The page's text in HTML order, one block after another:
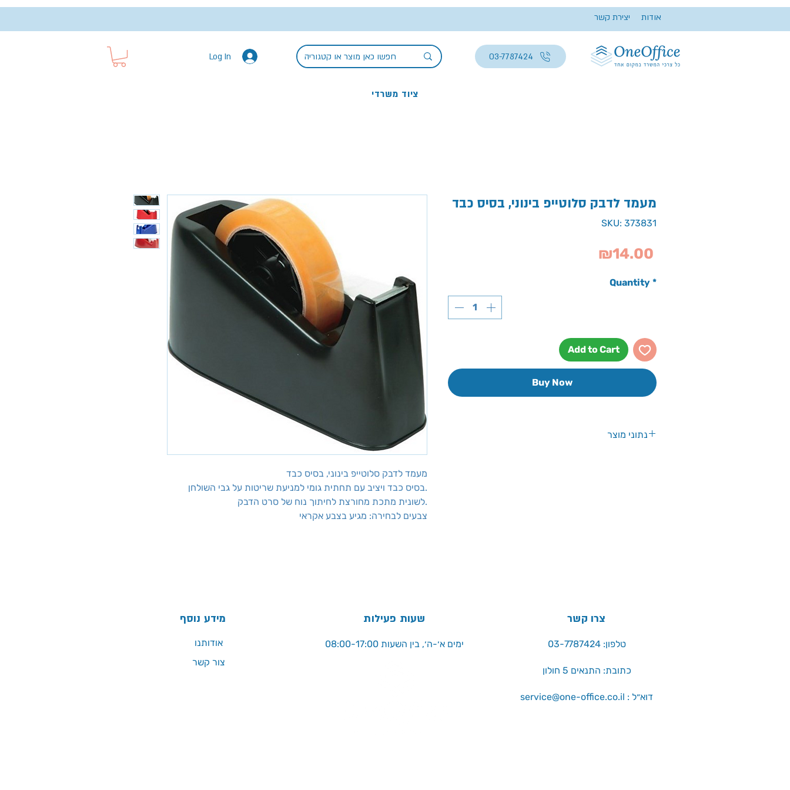
יצירת קשר אודות
Log In 03-7787424
ציוד משרדי
מעמד לדבק סלוטייפ בינוני, בסיס כבד
בסיס כבד ויציב עם תחתית גומי למניעת שריטות על גבי השולחן.
לשונית מתכת מחורצת לחיתוך נוח של סרט הדבק.
צבעים לבחירה: מגיע בצבע אקראי
מעמד לדבק סלוטייפ בינוני, בסיס כבד
SKU: 373831
₪14.00
Quantity *
Add to Cart
Buy Now
נתוני מוצר
מידע נוסף שעות פעילות
ימים א׳-ה׳, בין השעות 08:00-17:00
צרו קשר
טלפון: 03-7787424
כתובת: התנאים 5 חולון
service@one-office.co.il : דוא״ל
אודותנו
צור קשר